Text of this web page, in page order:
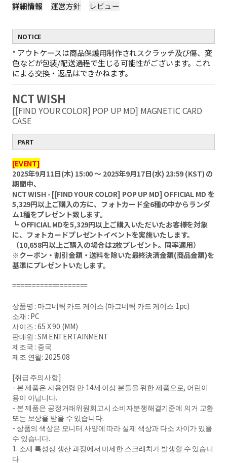
詳細情報 運営方針 レビュー
NOTICE
* アウトケースは商品保護用制作されスクラッチ及び傷、変
色などが包装/配送過程で生じる可能性がございます。これ
による交換・返品はできかねます。
NCT WISH
[[FIND YOUR COLOR] POP UP MD] MAGNETIC CARD
CASE
PART
[EVENT]
2025年9月11日(木) 15:00 ～ 2025年9月17日(水) 23:59 (KST) の
期間中、
NCT WISH - [[FIND YOUR COLOR] POP UP MD] OFFICIAL MD を
5,329円以上ご購入の方に、フォトカード全6種の中からランダ
ム1種をプレゼント致します。
┗ OFFICIAL MDを5,329円以上ご購入いただいたお客様を対象
に、フォトカードプレゼントイベントを実施いたします。
（10,658円以上ご購入の場合は2枚プレゼント。同率適用）
※クーポン・割引金額・送料を除いた最終決済金額(商品金額)を
基準にプレゼントいたします。
===================
상품명 : 마그네틱 카드 케이스 (마그네틱 카드 케이스 1pc)
소재 : PC
사이즈 : 65 X 90 (MM)
판매원 : SM ENTERTAINMENT
제조국 : 중국
제조 연월: 2025.08
[취급 주의사항]
- 본 제품은 사용연령 만 14세 이상 분들을 위한 제품으로, 어린이
용이 아닙니다.
- 본 제품은 공정거래위원회고시 소비자분쟁해결기준에 의거 교환
또는 보상을 받을 수 있습니다.
- 상품의 색상은 모니터 사양에 따라 실제 색상과 다소 차이가 있을
수 있습니다.
1. 소재 특성상 생산 과정에서 미세한 스크래치가 발생할 수 있습니
다.